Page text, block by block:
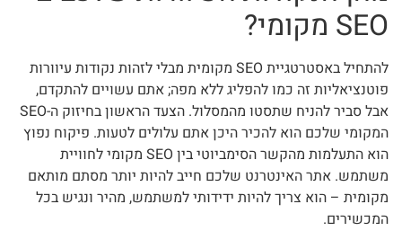
SEO מקומי?
להתחיל באסטרטגיית SEO מקומית מבלי לזהות נקודות עיוורות
פוטנציאליות זה כמו להפליג ללא מפה; אתם עשויים להתקדם,
אבל סביר להניח שתסטו מהמסלול. הצעד הראשון בחיזוק ה-SEO
המקומי שלכם הוא להכיר היכן אתם עלולים לטעות. פיקוח נפוץ
הוא התעלמות מהקשר הסימביוטי בין SEO מקומי לחוויית
משתמש. אתר האינטרנט שלכם חייב להיות יותר מסתם מותאם
מקומית – הוא צריך להיות ידידותי למשתמש, מהיר ונגיש בכל
המכשירים.